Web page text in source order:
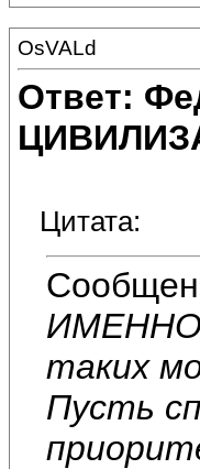
OsVALd
Ответ:
Цитата:
ИМЕННО
таких
Пусть